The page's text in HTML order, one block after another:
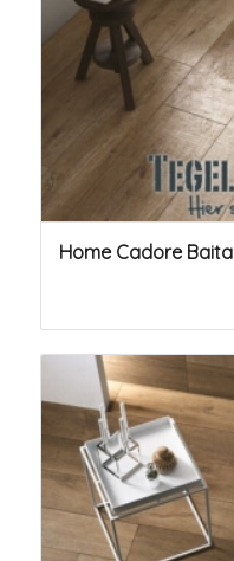
Home Cadore Baita